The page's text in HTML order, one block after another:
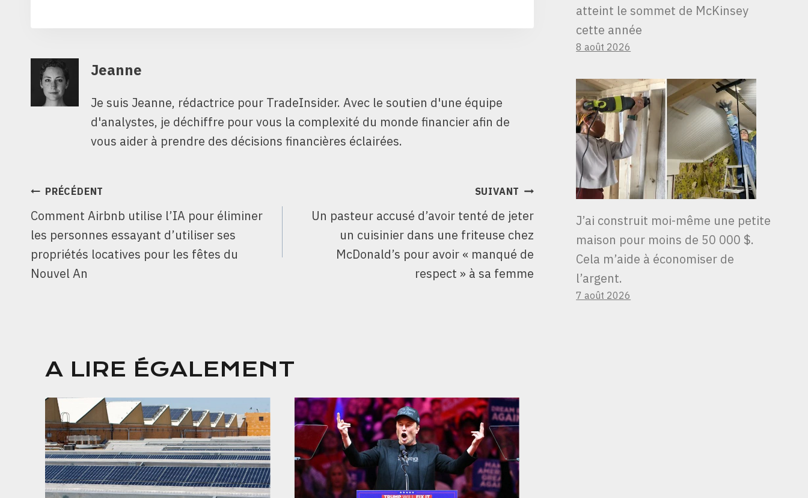
Jeanne
Je suis Jeanne, rédactrice pour TradeInsider. Avec le soutien d'une équipe
d'analystes, je déchiffre pour vous la complexité du monde financier afin de
vous aider à prendre des décisions financières éclairées.
NAVIGATION
DE
L’ARTICLE
PRÉCÉDENT
Comment Airbnb utilise l’IA pour éliminer
les personnes essayant d’utiliser ses
propriétés locatives pour les fêtes du
Nouvel An
SUIVANT
Un pasteur accusé d’avoir tenté de jeter
un cuisinier dans une friteuse chez
McDonald’s pour avoir « manqué de
respect » à sa femme
A LIRE ÉGALEMENT
atteint le sommet de McKinsey
cette année
8 août 2026
J’ai construit moi-même une petite
maison pour moins de 50 000 $.
Cela m’aide à économiser de
l’argent.
7 août 2026